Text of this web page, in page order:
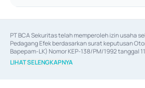
PT BCA Sekuritas telah memperoleh izin usaha
Pedagang Efek berdasarkan surat keputusan
Bapepam-LK) Nomor KEP-138/PM/1992 tanggal
06/D.04/2014 tanggal 28 Februari 2014, izin
Efek berdasarkan surat keputusan Otoritas Jasa
LIHAT SELENGKAPNYA